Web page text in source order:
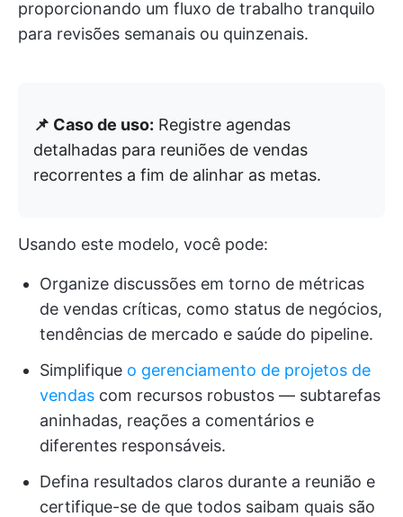
proporcionando um fluxo de trabalho tranquilo
para revisões semanais ou quinzenais.
📌 Caso de uso: Registre agendas
detalhadas para reuniões de vendas
recorrentes a fim de alinhar as metas.
Usando este modelo, você pode:
Organize discussões em torno de métricas
de vendas críticas, como status de negócios,
tendências de mercado e saúde do pipeline.
Simplifique o gerenciamento de projetos de
vendas com recursos robustos — subtarefas
aninhadas, reações a comentários e
diferentes responsáveis.
Defina resultados claros durante a reunião e
certifique-se de que todos saibam quais são